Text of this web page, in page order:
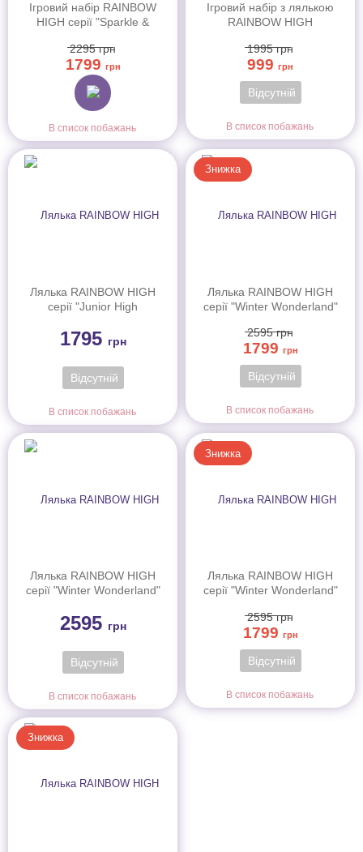
Ігровий набір RAINBOW
HIGH серії "Sparkle &
(429258)
2295грн
1799 грн
В список побажань
Ігровий набір з лялькою
RAINBOW HIGH
"Дрібниці для волосся та
стиль" – АМАЯ (526780)
1995грн
999 грн
Відсутній
В список побажань
Лялька RAINBOW HIGH
серії "Junior High
аксесуар.)(565659)
1795 грн
Відсутній
В список побажань
Знижка
Лялька RAINBOW HIGH
серії "Winter Wonderland"
2595грн
1799 грн
Відсутній
В список побажань
Лялька RAINBOW HIGH
серії "Winter Wonderland"
2595 грн
Відсутній
В список побажань
Знижка
Лялька RAINBOW HIGH
серії "Winter Wonderland"
аксесуарами)
2595грн
1799 грн
Відсутній
В список побажань
Знижка